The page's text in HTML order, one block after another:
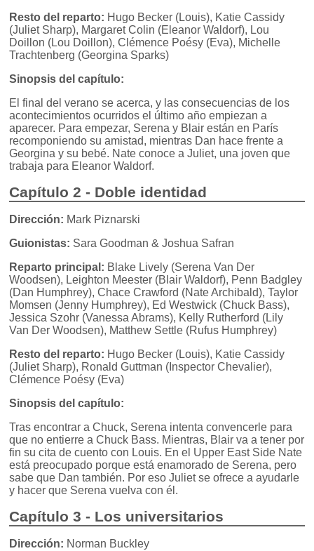
Resto del reparto: Hugo Becker (Louis), Katie Cassidy
(Juliet Sharp), Margaret Colin (Eleanor Waldorf), Lou
Doillon (Lou Doillon), Clémence Poésy (Eva), Michelle
Trachtenberg (Georgina Sparks)
Sinopsis del capítulo:
El final del verano se acerca, y las consecuencias de los
acontecimientos ocurridos el último año empiezan a
aparecer. Para empezar, Serena y Blair están en París
recomponiendo su amistad, mientras Dan hace frente a
Georgina y su bebé. Nate conoce a Juliet, una joven que
trabaja para Eleanor Waldorf.
Capítulo 2 - Doble identidad
Dirección: Mark Piznarski
Guionistas: Sara Goodman & Joshua Safran
Reparto principal: Blake Lively (Serena Van Der
Woodsen), Leighton Meester (Blair Waldorf), Penn Badgley
(Dan Humphrey), Chace Crawford (Nate Archibald), Taylor
Momsen (Jenny Humphrey), Ed Westwick (Chuck Bass),
Jessica Szohr (Vanessa Abrams), Kelly Rutherford (Lily
Van Der Woodsen), Matthew Settle (Rufus Humphrey)
Resto del reparto: Hugo Becker (Louis), Katie Cassidy
(Juliet Sharp), Ronald Guttman (Inspector Chevalier),
Clémence Poésy (Eva)
Sinopsis del capítulo:
Tras encontrar a Chuck, Serena intenta convencerle para
que no entierre a Chuck Bass. Mientras, Blair va a tener por
fin su cita de cuento con Louis. En el Upper East Side Nate
está preocupado porque está enamorado de Serena, pero
sabe que Dan también. Por eso Juliet se ofrece a ayudarle
y hacer que Serena vuelva con él.
Capítulo 3 - Los universitarios
Dirección: Norman Buckley